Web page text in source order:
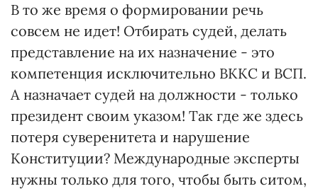
В то же время о формировании речь
совсем не идет! Отбирать судей, делать
представление на их назначение - это
компетенция исключительно ВККС и ВСП.
А назначает судей на должности - только
президент своим указом! Так где же здесь
потеря суверенитета и нарушение
Конституции? Международные эксперты
нужны только для того, чтобы быть ситом,